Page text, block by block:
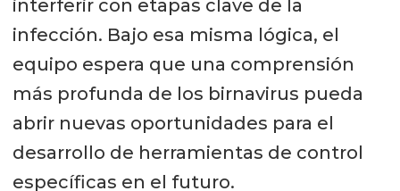
interferir con etapas clave de la
infección. Bajo esa misma lógica, el
equipo espera que una comprensión
más profunda de los birnavirus pueda
abrir nuevas oportunidades para el
desarrollo de herramientas de control
específicas en el futuro.